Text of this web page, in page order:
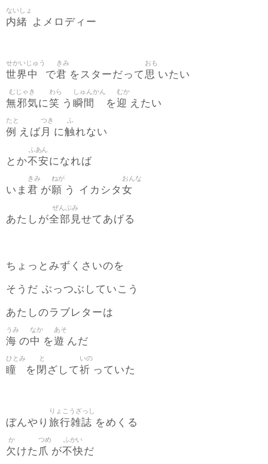
内緒
ないしょ
よメロディー
世界中
せかいじゅう
で君
きみ
をスターだって 思
おも
いたい
無邪気
むじゃき
に笑
わら
う 瞬間
しゅんかん
を迎
むか
えたい
例
たと
えば月
つき
に触
ふ
れない
とか不安
ふあん
になれば
いま 君
きみ
が願
ねが
う イカシタ 女
おんな
あたしが全部見
ぜんぶみ
せてあげる
ちょっとみずくさいのを
そうだ ぶっつぶしていこう
あたしのラブレターは
海
うみ
の中
なか
を遊
あそ
んだ
瞳
ひとみ
を 閉
と
ざして祈
いの
っていた
ぼんやり 旅行雑誌
りょこうざっし
をめくる
欠
か
けた 爪
つめ
が不快
ふかい
だ